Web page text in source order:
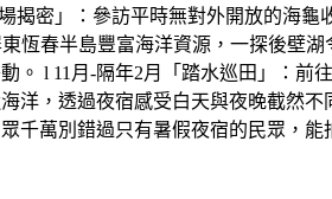
密」：參訪平時無對外開放的海龜
春半島豐富海洋資源，一探後壁
l 11月-隔年2月「踏水巡田」：前
，透過夜宿感受白天與夜晚截然
萬別錯過只有暑假夜宿的民眾，